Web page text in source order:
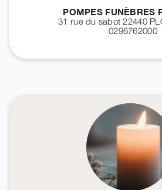
POMPES FUNÈBRES
31 rue du sabot 22440
0296762000